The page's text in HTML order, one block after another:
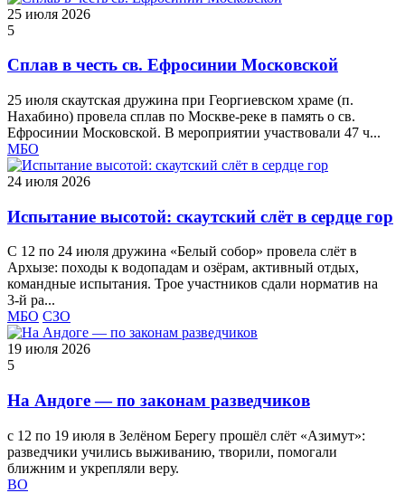
25 июля 2026
5
Сплав в честь св. Ефросинии Московской
25 июля скаутская дружина при Георгиевском храме (п.
Нахабино) провела сплав по Москве‑реке в память о св.
Ефросинии Московской. В мероприятии участвовали 47 ч...
МБО
24 июля 2026
Испытание высотой: скаутский слёт в сердце гор
С 12 по 24 июля дружина «Белый собор» провела слёт в
Архызе: походы к водопадам и озёрам, активный отдых,
командные испытания. Трое участников сдали норматив на
3‑й ра...
МБО СЗО
19 июля 2026
5
На Андоге — по законам разведчиков
с 12 по 19 июля в Зелёном Берегу прошёл слёт «Азимут»:
разведчики учились выживанию, творили, помогали
ближним и укрепляли веру.
ВО